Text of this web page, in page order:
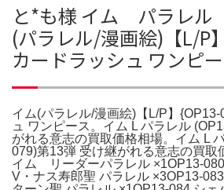
と*も様 イム パラレル
(パラレル/漫画絵)【L/P
カードラッシュ ワンピ
イム(パラレル/漫画絵)【L/P】
ュ ワンピース。イム L パラレル
がれる意志の買取価格相場。イム L
079)第13弾 受け継がれる意志の買取
イム リーダーパラレル ×1OP13-080
V・ナス寿郎聖 パラレル ×3OP13-